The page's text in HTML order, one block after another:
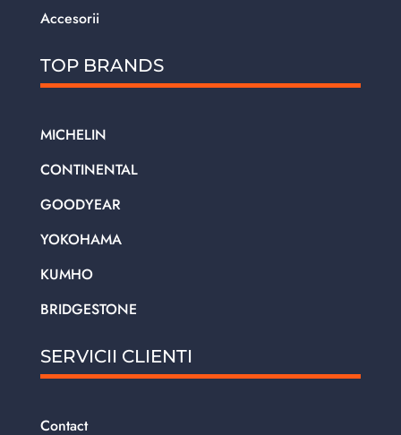
Accesorii
TOP BRANDS
MICHELIN
CONTINENTAL
GOODYEAR
YOKOHAMA
KUMHO
BRIDGESTONE
SERVICII CLIENTI
Contact